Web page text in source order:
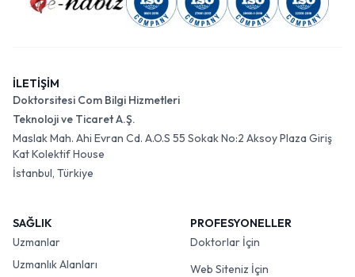
İLETİŞİM
Doktorsitesi Com Bilgi Hizmetleri
Teknoloji ve Ticaret A.Ş.
Maslak Mah. Ahi Evran Cd. A.O.S 55 Sokak No:2 Aksoy Plaza Giriş
Kat Kolektif House
İstanbul, Türkiye
SAĞLIK
Uzmanlar
Uzmanlık Alanları
PROFESYONELLER
Doktorlar İçin
Web Siteniz İçin